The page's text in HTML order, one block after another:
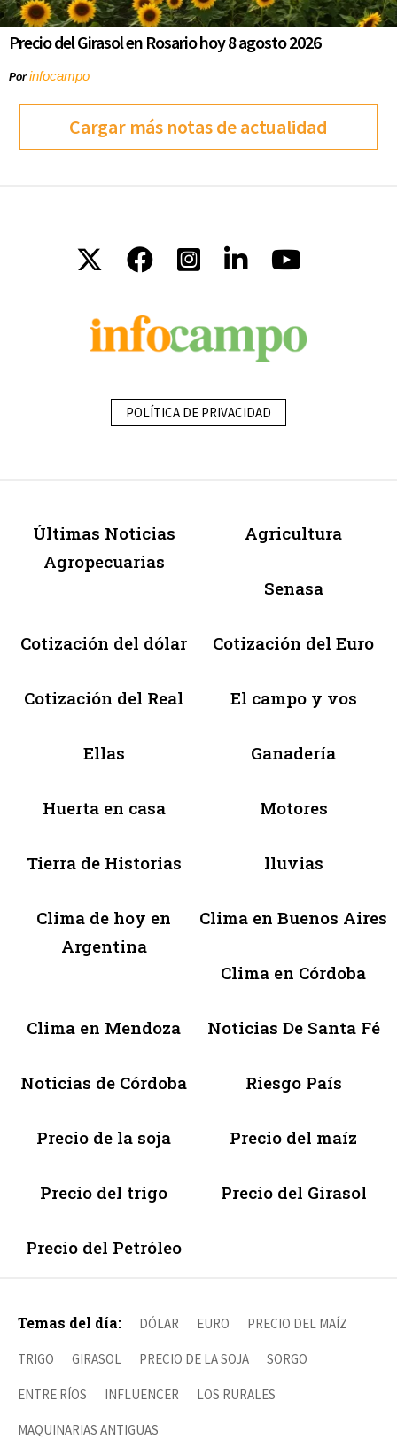
Precio del Girasol en Rosario hoy 8 agosto 2026
Porinfocampo
Cargar más notas de actualidad
POLÍTICA DE PRIVACIDAD
Últimas Noticias
Agropecuarias
Agricultura
Senasa
Cotización del dólar Cotización del Euro
Cotización del Real El campo y vos
Ellas Ganadería
Huerta en casa Motores
Tierra de Historias lluvias
Clima de hoy en
Argentina
Clima en Buenos Aires
Clima en Córdoba
Clima en Mendoza Noticias De Santa Fé
Noticias de Córdoba Riesgo País
Precio de la soja Precio del maíz
Precio del trigo Precio del Girasol
Precio del Petróleo
Temas del día: DÓLAR EURO PRECIO DEL MAÍZ
TRIGO GIRASOL PRECIO DE LA SOJA SORGO
ENTRE RÍOS INFLUENCER LOS RURALES
MAQUINARIAS ANTIGUAS